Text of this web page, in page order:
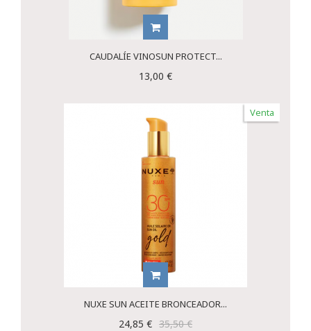
CAUDALÍE VINOSUN PROTECT...
13,00 €
Venta
NUXE SUN ACEITE BRONCEADOR...
24,85 € 35,50 €